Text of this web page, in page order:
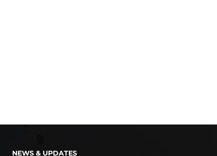
NEWS & UPDATES